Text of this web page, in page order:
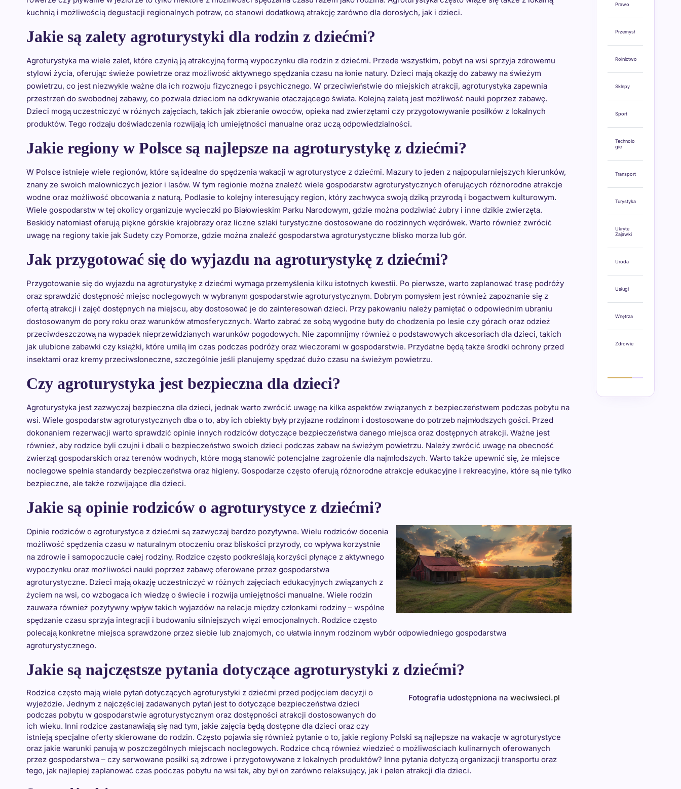
kuchnią i możliwością degustacji regionalnych potraw, co stanowi dodatkową atrakcję zarówno dla dorosłych, jak i dzieci.
Jakie są zalety agroturystyki dla rodzin z dziećmi?
Agroturystyka ma wiele zalet, które czynią ją atrakcyjną formą wypoczynku dla rodzin z dziećmi. Przede wszystkim, pobyt na wsi sprzyja zdrowemu
stylowi życia, oferując świeże powietrze oraz możliwość aktywnego spędzania czasu na łonie natury. Dzieci mają okazję do zabawy na świeżym
powietrzu, co jest niezwykle ważne dla ich rozwoju fizycznego i psychicznego. W przeciwieństwie do miejskich atrakcji, agroturystyka zapewnia
przestrzeń do swobodnej zabawy, co pozwala dzieciom na odkrywanie otaczającego świata. Kolejną zaletą jest możliwość nauki poprzez zabawę.
Dzieci mogą uczestniczyć w różnych zajęciach, takich jak zbieranie owoców, opieka nad zwierzętami czy przygotowywanie posiłków z lokalnych
produktów. Tego rodzaju doświadczenia rozwijają ich umiejętności manualne oraz uczą odpowiedzialności.
Jakie regiony w Polsce są najlepsze na agroturystykę z dziećmi?
W Polsce istnieje wiele regionów, które są idealne do spędzenia wakacji w agroturystyce z dziećmi. Mazury to jeden z najpopularniejszych kierunków,
znany ze swoich malowniczych jezior i lasów. W tym regionie można znaleźć wiele gospodarstw agroturystycznych oferujących różnorodne atrakcje
wodne oraz możliwość obcowania z naturą. Podlasie to kolejny interesujący region, który zachwyca swoją dziką przyrodą i bogactwem kulturowym.
Wiele gospodarstw w tej okolicy organizuje wycieczki po Białowieskim Parku Narodowym, gdzie można podziwiać żubry i inne dzikie zwierzęta.
Beskidy natomiast oferują piękne górskie krajobrazy oraz liczne szlaki turystyczne dostosowane do rodzinnych wędrówek. Warto również zwrócić
uwagę na regiony takie jak Sudety czy Pomorze, gdzie można znaleźć gospodarstwa agroturystyczne blisko morza lub gór.
Jak przygotować się do wyjazdu na agroturystykę z dziećmi?
Przygotowanie się do wyjazdu na agroturystykę z dziećmi wymaga przemyślenia kilku istotnych kwestii. Po pierwsze, warto zaplanować trasę podróży
oraz sprawdzić dostępność miejsc noclegowych w wybranym gospodarstwie agroturystycznym. Dobrym pomysłem jest również zapoznanie się z
ofertą atrakcji i zajęć dostępnych na miejscu, aby dostosować je do zainteresowań dzieci. Przy pakowaniu należy pamiętać o odpowiednim ubraniu
dostosowanym do pory roku oraz warunków atmosferycznych. Warto zabrać ze sobą wygodne buty do chodzenia po lesie czy górach oraz odzież
przeciwdeszczową na wypadek nieprzewidzianych warunków pogodowych. Nie zapomnijmy również o podstawowych akcesoriach dla dzieci, takich
jak ulubione zabawki czy książki, które umilą im czas podczas podróży oraz wieczorami w gospodarstwie. Przydatne będą także środki ochrony przed
insektami oraz kremy przeciwsłoneczne, szczególnie jeśli planujemy spędzać dużo czasu na świeżym powietrzu.
Czy agroturystyka jest bezpieczna dla dzieci?
Agroturystyka jest zazwyczaj bezpieczna dla dzieci, jednak warto zwrócić uwagę na kilka aspektów związanych z bezpieczeństwem podczas pobytu na
wsi. Wiele gospodarstw agroturystycznych dba o to, aby ich obiekty były przyjazne rodzinom i dostosowane do potrzeb najmłodszych gości. Przed
dokonaniem rezerwacji warto sprawdzić opinie innych rodziców dotyczące bezpieczeństwa danego miejsca oraz dostępnych atrakcji. Ważne jest
również, aby rodzice byli czujni i dbali o bezpieczeństwo swoich dzieci podczas zabaw na świeżym powietrzu. Należy zwrócić uwagę na obecność
zwierząt gospodarskich oraz terenów wodnych, które mogą stanowić potencjalne zagrożenie dla najmłodszych. Warto także upewnić się, że miejsce
noclegowe spełnia standardy bezpieczeństwa oraz higieny. Gospodarze często oferują różnorodne atrakcje edukacyjne i rekreacyjne, które są nie tylko
bezpieczne, ale także rozwijające dla dzieci.
Jakie są opinie rodziców o agroturystyce z dziećmi?
Opinie rodziców o agroturystyce z dziećmi są zazwyczaj bardzo pozytywne. Wielu rodziców docenia
możliwość spędzenia czasu w naturalnym otoczeniu oraz bliskości przyrody, co wpływa korzystnie
na zdrowie i samopoczucie całej rodziny. Rodzice często podkreślają korzyści płynące z aktywnego
wypoczynku oraz możliwości nauki poprzez zabawę oferowane przez gospodarstwa
agroturystyczne. Dzieci mają okazję uczestniczyć w różnych zajęciach edukacyjnych związanych z
życiem na wsi, co wzbogaca ich wiedzę o świecie i rozwija umiejętności manualne. Wiele rodzin
zauważa również pozytywny wpływ takich wyjazdów na relacje między członkami rodziny – wspólne
spędzanie czasu sprzyja integracji i budowaniu silniejszych więzi emocjonalnych. Rodzice często
polecają konkretne miejsca sprawdzone przez siebie lub znajomych, co ułatwia innym rodzinom wybór odpowiedniego gospodarstwa
agroturystycznego.
Jakie są najczęstsze pytania dotyczące agroturystyki z dziećmi?
Fotografia udostępniona na weciwsieci.pl
Rodzice często mają wiele pytań dotyczących agroturystyki z dziećmi przed podjęciem decyzji o
wyjeździe. Jednym z najczęściej zadawanych pytań jest to dotyczące bezpieczeństwa dzieci
podczas pobytu w gospodarstwie agroturystycznym oraz dostępności atrakcji dostosowanych do
ich wieku. Inni rodzice zastanawiają się nad tym, jakie zajęcia będą dostępne dla dzieci oraz czy
istnieją specjalne oferty skierowane do rodzin. Często pojawia się również pytanie o to, jakie regiony Polski są najlepsze na wakacje w agroturystyce
oraz jakie warunki panują w poszczególnych miejscach noclegowych. Rodzice chcą również wiedzieć o możliwościach kulinarnych oferowanych
przez gospodarstwa – czy serwowane posiłki są zdrowe i przygotowywane z lokalnych produktów? Inne pytania dotyczą organizacji transportu oraz
tego, jak najlepiej zaplanować czas podczas pobytu na wsi tak, aby był on zarówno relaksujący, jak i pełen atrakcji dla dzieci.
Prawo
Przemysł
Rolnictwo
Sklepy
Sport
Technolo
gie
Transport
Turystyka
Ukryte
Zajawki
Uroda
Usługi
Wnętrza
Zdrowie